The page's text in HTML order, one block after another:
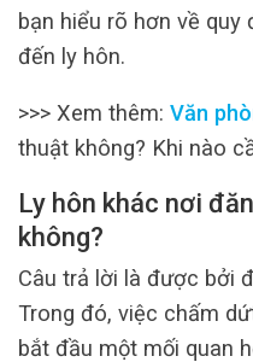
bạn hiểu rõ hơn về quy
đến ly hôn.
>>> Xem thêm: Văn
thuật không? Khi nào
Ly hôn khác nơi
không?
Câu trả lời là được bởi
Trong đó, việc chấm
bắt đầu một mối quan